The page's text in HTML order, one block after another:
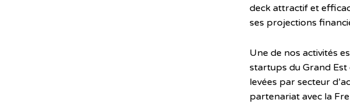
deck attractif et
ses projections
Une de nos activités
startups du Grand Est
levées par secteur
partenariat avec la